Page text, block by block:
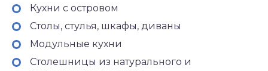
Кухни с островом
Столы, стулья, шкафы, диваны
Модульные кухни
Столешницы из натурального и